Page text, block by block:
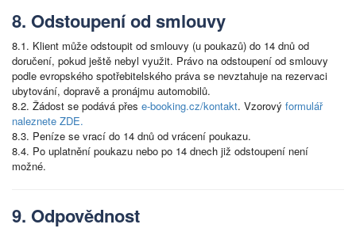
8. Odstoupení od smlouvy
8.1. Klient může odstoupit od smlouvy (u poukazů) do 14 dnů od
doručení, pokud ještě nebyl využit. Právo na odstoupení od smlouvy
podle evropského spotřebitelského práva se nevztahuje na rezervaci
ubytování, dopravě a pronájmu automobilů.
8.2. Žádost se podává přes e-booking.cz/kontakt. Vzorový formulář
naleznete ZDE.
8.3. Peníze se vrací do 14 dnů od vrácení poukazu.
8.4. Po uplatnění poukazu nebo po 14 dnech již odstoupení není
možné.
9. Odpovědnost